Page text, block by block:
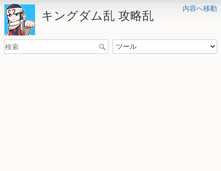
内容へ移動
キングダム乱 攻略乱